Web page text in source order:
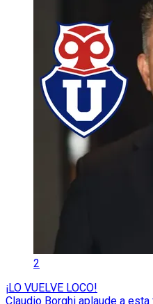
2
¡LO VUELVE LOCO!
Claudio Borghi aplaude a